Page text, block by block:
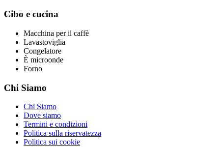
Cibo e cucina
Macchina per il caffè
Lavastoviglia
Congelatore
È microonde
Forno
Chi Siamo
Chi Siamo
Dove siamo
Termini e condizioni
Politica sulla riservatezza
Politica sui cookie